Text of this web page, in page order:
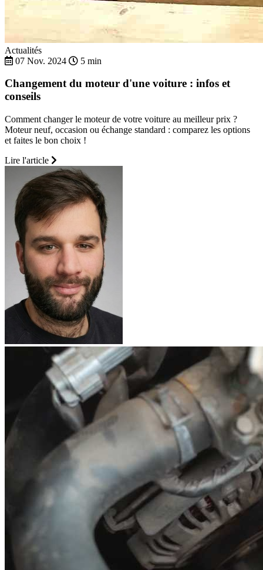
Actualités
07 Nov. 2024
5 min
Changement du moteur d'une voiture : infos et
conseils
Comment changer le moteur de votre voiture au meilleur prix ?
Moteur neuf, occasion ou échange standard : comparez les options
et faites le bon choix !
Lire l'article